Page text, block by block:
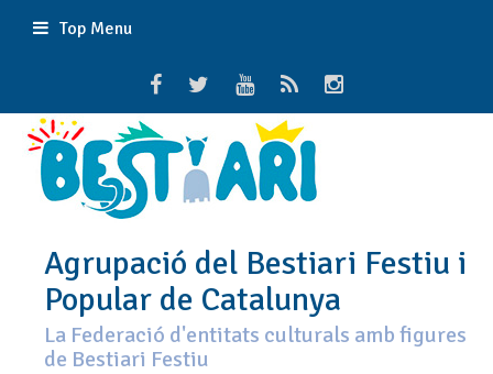
Top Menu
Agrupació del Bestiari Festiu i
Popular de Catalunya
La Federació d'entitats culturals amb figures
de Bestiari Festiu